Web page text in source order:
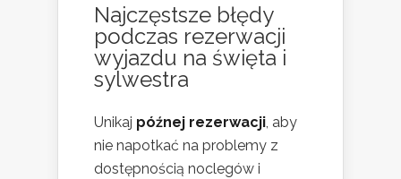
Najczęstsze błędy
podczas rezerwacji
wyjazdu na święta i
sylwestra
Unikaj późnej rezerwacji , aby
nie napotkać na problemy z
dostępnością noclegów i